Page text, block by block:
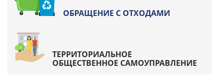
ОБРАЩЕНИЕ С ОТХОДАМИ
ТЕРРИТОРИАЛЬНОЕ
ОБЩЕСТВЕННОЕ САМОУПРАВЛЕНИЕ